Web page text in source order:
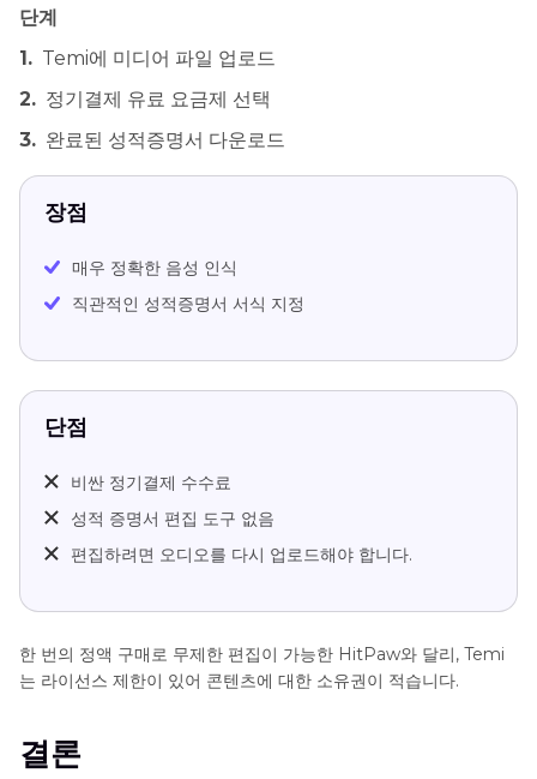
단계
1. Temi에 미디어 파일 업로드
2. 정기결제 유료 요금제 선택
3. 완료된 성적증명서 다운로드
장점
매우 정확한 음성 인식
직관적인 성적증명서 서식 지정
단점
비싼 정기결제 수수료
성적 증명서 편집 도구 없음
편집하려면 오디오를 다시 업로드해야 합니다.
한 번의 정액 구매로 무제한 편집이 가능한 HitPaw와 달리, Temi
는 라이선스 제한이 있어 콘텐츠에 대한 소유권이 적습니다.
결론